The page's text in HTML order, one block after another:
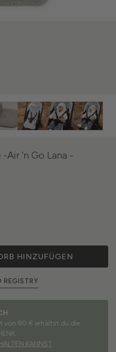
Air 'n Go Lana -
HINZUFÜGEN
REGISTRY
von 80 € erhältst du die
KANNST